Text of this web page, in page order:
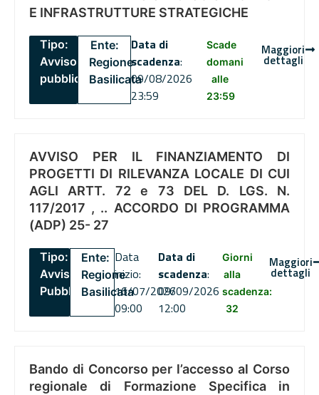
E INFRASTRUTTURE STRATEGICHE
Tipo:
Avviso
pubblico
Ente:
Regione
Basilicata
Data di
scadenza:
09/08/2026
23:59
Scade
domani
alle
23:59
Maggiori
dettagli
AVVISO PER IL FINANZIAMENTO DI
PROGETTI DI RILEVANZA LOCALE DI CUI
AGLI ARTT. 72 e 73 DEL D. LGS. N.
117/2017 , .. ACCORDO DI PROGRAMMA
(ADP) 25- 27
Tipo:
Avviso
Pubblico
Ente:
Regione
Basilicata
Data
inizio:
16/07/2026
09:00
Data di
scadenza:
09/09/2026
12:00
Giorni
alla
scadenza:
32
Maggiori
dettagli
Bando di Concorso per l’accesso al Corso
regionale di Formazione Specifica in